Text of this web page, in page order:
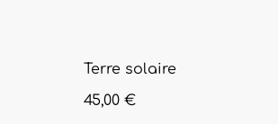
Terre solaire
45,00 €